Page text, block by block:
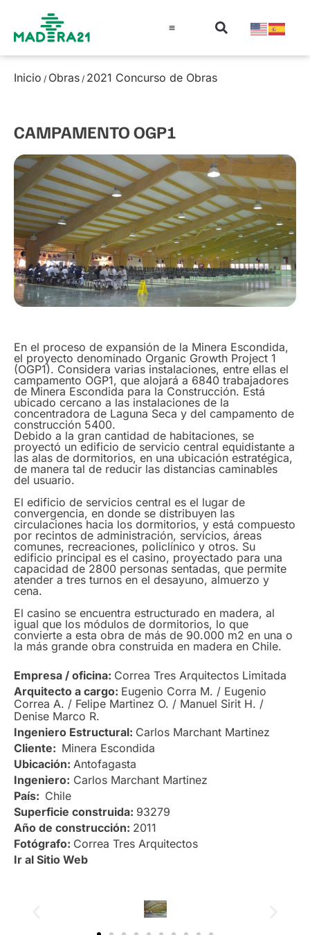
Inicio / Obras / 2021 Concurso de Obras
CAMPAMENTO OGP1
Empresa / oficina: Correa Tres Arquitectos Limitada
Arquitecto a cargo: Eugenio Corra M. / Eugenio
Correa A. / Felipe Martinez O. / Manuel Sirit H. /
Denise Marco R.
Ingeniero Estructural: Carlos Marchant Martinez
Cliente: Minera Escondida
Ubicación: Antofagasta
Ingeniero: Carlos Marchant Martinez
País: Chile
Superficie construida: 93279
Año de construcción: 2011
Fotógrafo: Correa Tres Arquitectos
Ir al Sitio Web
En el proceso de expansión de la Minera Escondida,
el proyecto denominado Organic Growth Project 1
(OGP1). Considera varias instalaciones, entre ellas el
campamento OGP1, que alojará a 6840 trabajadores
de Minera Escondida para la Construcción. Está
ubicado cercano a las instalaciones de la
concentradora de Laguna Seca y del campamento de
construcción 5400.
Debido a la gran cantidad de habitaciones, se
proyectó un edificio de servicio central equidistante a
las alas de dormitorios, en una ubicación estratégica,
de manera tal de reducir las distancias caminables
del usuario.
El edificio de servicios central es el lugar de
convergencia, en donde se distribuyen las
circulaciones hacia los dormitorios, y está compuesto
por recintos de administración, servicios, áreas
comunes, recreaciones, policlínico y otros. Su
edificio principal es el casino, proyectado para una
capacidad de 2800 personas sentadas, que permite
atender a tres turnos en el desayuno, almuerzo y
cena.
El casino se encuentra estructurado en madera, al
igual que los módulos de dormitorios, lo que
convierte a esta obra de más de 90.000 m2 en una o
la más grande obra construida en madera en Chile.